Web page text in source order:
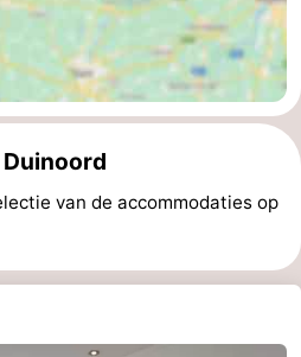
van de accommodaties op